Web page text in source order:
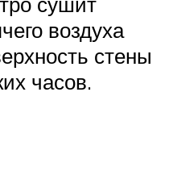
воздуха
стены
часов.